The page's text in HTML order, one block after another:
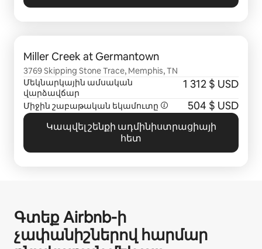
Miller Creek at Germantown
3769 Skipping Stone Trace, Memphis, TN
Մեկնարկային ամսական
վարձավճար
1 312 $ USD
Միջին շաբաթական եկամուտը 504 $ USD
Կապվել շենքի ադմինիստրացիայի
հետ
Գտեք Airbnb-ի
չափանիշներով հարմար